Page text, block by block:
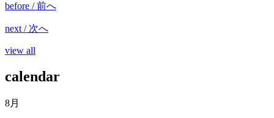
before / 前へ
next / 次へ
view all
calendar
8月